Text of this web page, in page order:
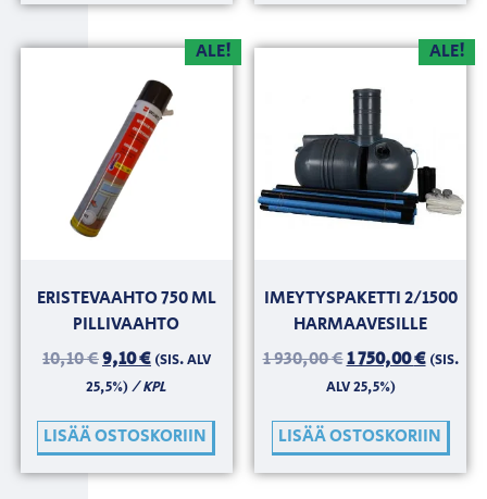
ALE!
ERISTEVAAHTO 750 ML
PILLIVAAHTO
10,10€9,10€ (SIS. ALV
25,5%)/ KPL
LISÄÄ OSTOSKORIIN
ALE!
IMEYTYSPAKETTI 2/1500
HARMAAVESILLE
1 930,00€1 750,00€ (SIS.
ALV 25,5%)
LISÄÄ OSTOSKORIIN